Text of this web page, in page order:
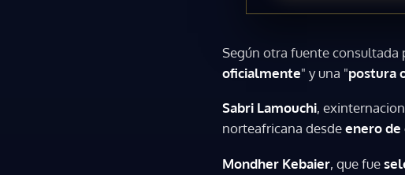
Según otra fuente consultada
oficialmente" y una "postura
Sabri Lamouchi,
norteafricana desdeenero de
Mondher Kebaier, que fue